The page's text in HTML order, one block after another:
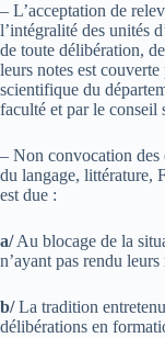
– L’acceptation de
l’intégralité des unités
de toute délibération,
leurs notes est
scientifique du
faculté et par le conseil
– Non convocation des
du langage, littérature,
est due :
a/Au blocage de la
n’ayant pas rendu
b/La tradition
délibérations en